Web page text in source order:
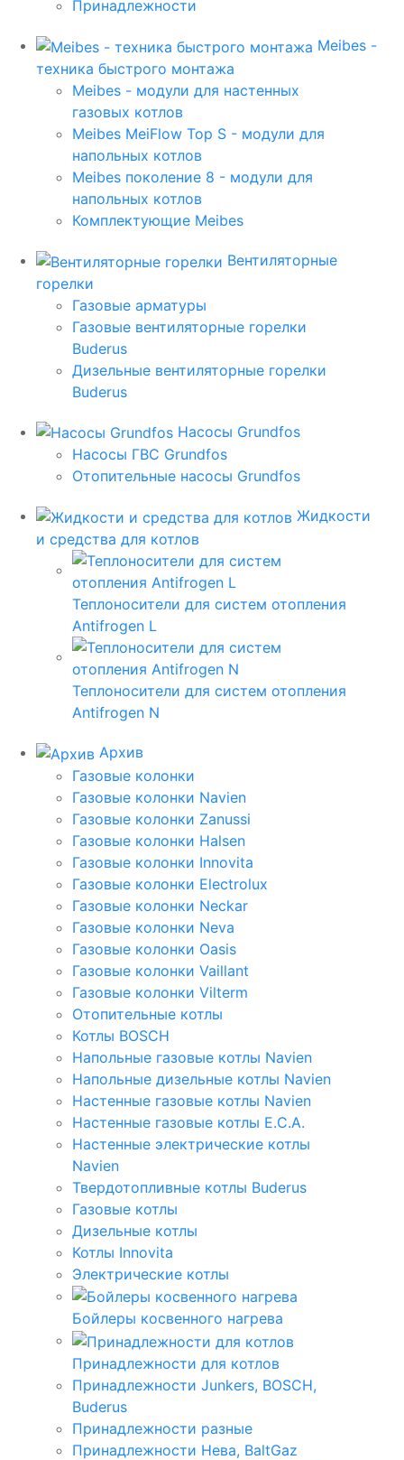
Принадлежности
Meibes -
техника быстрого монтажа
Meibes - модули для настенных
газовых котлов
Meibes MeiFlow Top S - модули для
напольных котлов
Meibes поколение 8 - модули для
напольных котлов
Комплектующие Meibes
Вентиляторные
горелки
Газовые арматуры
Газовые вентиляторные горелки
Buderus
Дизельные вентиляторные горелки
Buderus
Насосы Grundfos
Насосы ГВС Grundfos
Отопительные насосы Grundfos
Жидкости
и средства для котлов
Теплоносители для систем отопления
Antifrogen L
Теплоносители для систем отопления
Antifrogen N
Архив
Газовые колонки
Газовые колонки Navien
Газовые колонки Zanussi
Газовые колонки Halsen
Газовые колонки Innovita
Газовые колонки Electrolux
Газовые колонки Neckar
Газовые колонки Neva
Газовые колонки Oasis
Газовые колонки Vaillant
Газовые колонки Vilterm
Отопительные котлы
Котлы BOSCH
Напольные газовые котлы Navien
Напольные дизельные котлы Navien
Настенные газовые котлы Navien
Настенные газовые котлы E.C.A.
Настенные электрические котлы
Navien
Твердотопливные котлы Buderus
Газовые котлы
Дизельные котлы
Котлы Innovita
Электрические котлы
Бойлеры косвенного нагрева
Принадлежности для котлов
Принадлежности Junkers, BOSCH,
Buderus
Принадлежности разные
Принадлежности Нева, BaltGaz